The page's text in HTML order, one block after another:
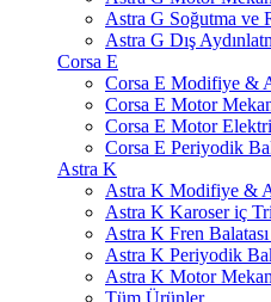
Astra G Soğutma ve
Astra G Dış
Corsa E
Corsa E Modifiye &
Corsa E Motor
Corsa E Motor
Corsa E Periyodik
Astra K
Astra K Modifiye &
Astra K Karoser iç
Astra K Fren
Astra K Periyodik
Astra K Motor
Tüm Ürünler